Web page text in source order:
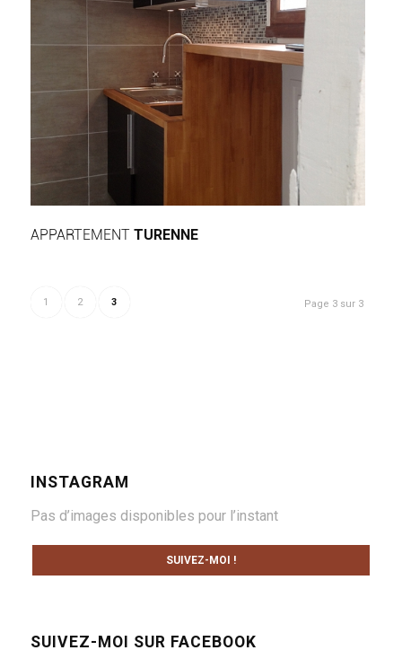
APPARTEMENT TURENNE
Page 3 sur 3
1 2 3
INSTAGRAM
Pas d’images disponibles pour l’instant
SUIVEZ-MOI !
SUIVEZ-MOI SUR FACEBOOK